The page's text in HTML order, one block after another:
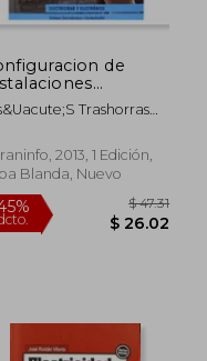
de
Trashorras
2013, 1 Edición,
Blanda, Nuevo